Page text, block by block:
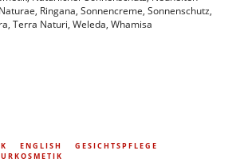
, Ringana, Sonnencreme, Sonnenschutz,
, Terra Naturi, Weleda, Whamisa
ENGLISH
GESICHTSPFLEGE